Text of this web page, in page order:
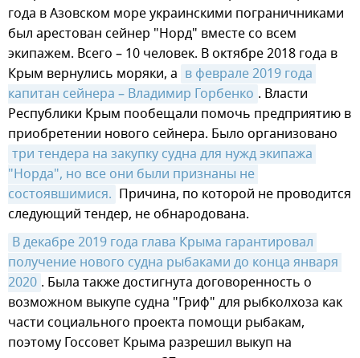
года в Азовском море украинскими пограничниками
был арестован сейнер "Норд" вместе со всем
экипажем. Всего – 10 человек. В октябре 2018 года в
Крым вернулись моряки, а в феврале 2019 года
капитан сейнера – Владимир Горбенко . Власти
Республики Крым пообещали помочь предприятию в
приобретении нового сейнера. Было организовано
три тендера на закупку судна для нужд экипажа
"Норда", но все они были признаны не
состоявшимися. Причина, по которой не проводится
следующий тендер, не обнародована.
В декабре 2019 года глава Крыма гарантировал
получение нового судна рыбаками до конца января
2020 . Была также достигнута договоренность о
возможном выкупе судна "Гриф" для рыбколхоза как
части социального проекта помощи рыбакам,
поэтому Госсовет Крыма разрешил выкуп на